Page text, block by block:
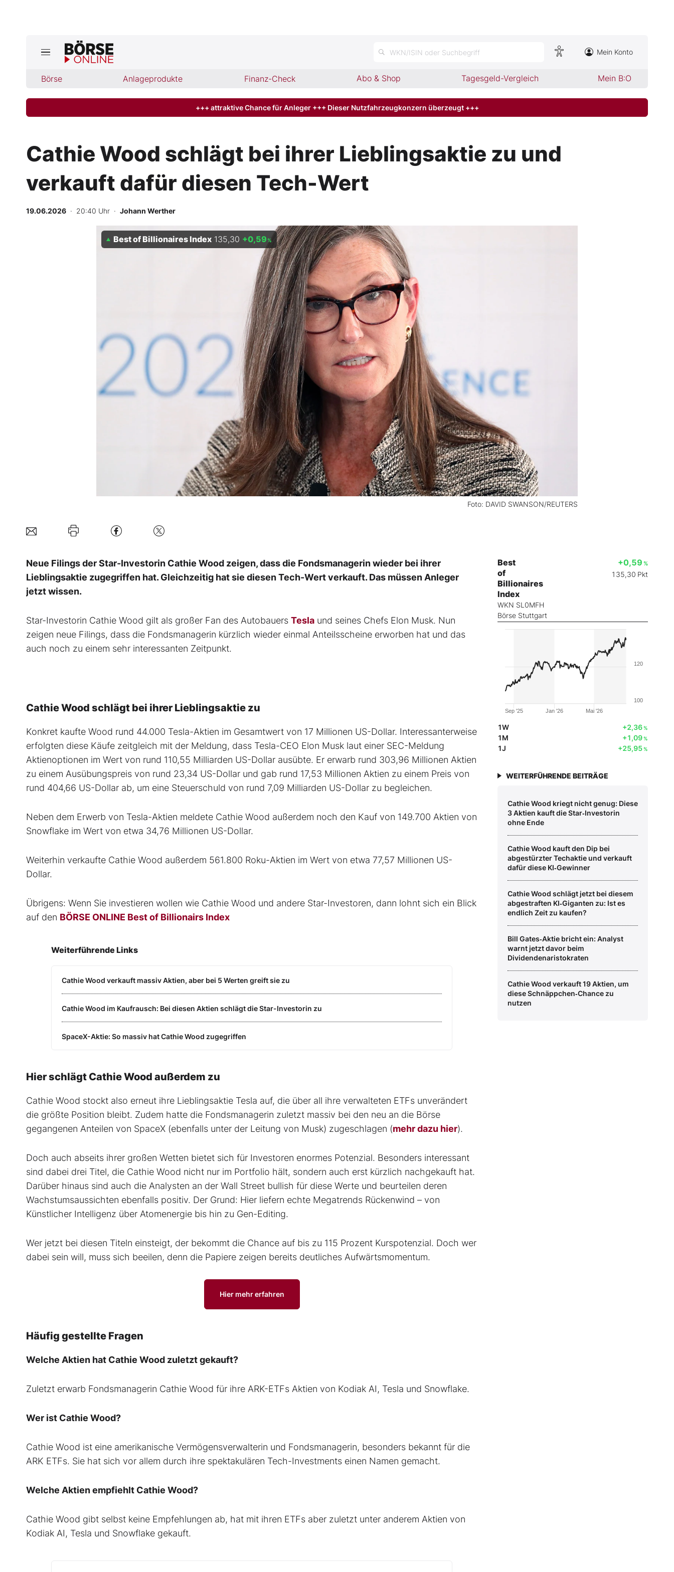
WKN/ISIN oder Suchbegriff Mein Konto
Börse Anlageprodukte Finanz-Check Abo & Shop Tagesgeld-Vergleich Mein B:O
Jetzt aktuelle Ausgabe BÖRSE ONLINE lesen
Finanz-Check
Abo & Shop
BO-Musterdepots
Experten
Folgen Sie uns
+++ attraktive Chance für Anleger +++ Dieser Nutzfahrzeugkonzern überzeugt +++
Cathie Wood schlägt bei ihrer Lieblingsaktie zu und
verkauft dafür diesen Tech-Wert
19.06.2026 · 20:40 Uhr · Johann Werther
Foto: DAVID SWANSON/REUTERS
Best of Billionaires Index 135,30 +0,59 %
Neue Filings der Star-Investorin Cathie Wood zeigen, dass die Fondsmanagerin wieder bei ihrer
Lieblingsaktie zugegriffen hat. Gleichzeitig hat sie diesen Tech-Wert verkauft. Das müssen Anleger
jetzt wissen.
Star-Investorin Cathie Wood gilt als großer Fan des Autobauers Tesla und seines Chefs Elon Musk. Nun
zeigen neue Filings, dass die Fondsmanagerin kürzlich wieder einmal Anteilsscheine erworben hat und das
auch noch zu einem sehr interessanten Zeitpunkt.
Cathie Wood schlägt bei ihrer Lieblingsaktie zu
Konkret kaufte Wood rund 44.000 Tesla-Aktien im Gesamtwert von 17 Millionen US-Dollar. Interessanterweise
erfolgten diese Käufe zeitgleich mit der Meldung, dass Tesla-CEO Elon Musk laut einer SEC-Meldung
Aktienoptionen im Wert von rund 110,55 Milliarden US-Dollar ausübte. Er erwarb rund 303,96 Millionen Aktien
zu einem Ausübungspreis von rund 23,34 US-Dollar und gab rund 17,53 Millionen Aktien zu einem Preis von
rund 404,66 US-Dollar ab, um eine Steuerschuld von rund 7,09 Milliarden US-Dollar zu begleichen.
Neben dem Erwerb von Tesla-Aktien meldete Cathie Wood außerdem noch den Kauf von 149.700 Aktien von
Snowflake im Wert von etwa 34,76 Millionen US-Dollar.
Weiterhin verkaufte Cathie Wood außerdem 561.800 Roku-Aktien im Wert von etwa 77,57 Millionen US-
Dollar.
Übrigens: Wenn Sie investieren wollen wie Cathie Wood und andere Star-Investoren, dann lohnt sich ein Blick
auf den BÖRSE ONLINE Best of Billionairs Index
Weiterführende Links
Cathie Wood verkauft massiv Aktien, aber bei 5 Werten greift sie zu
Cathie Wood im Kaufrausch: Bei diesen Aktien schlägt die Star-Investorin zu
SpaceX-Aktie: So massiv hat Cathie Wood zugegriffen
Hier schlägt Cathie Wood außerdem zu
Cathie Wood stockt also erneut ihre Lieblingsaktie Tesla auf, die über all ihre verwalteten ETFs unverändert
die größte Position bleibt. Zudem hatte die Fondsmanagerin zuletzt massiv bei den neu an die Börse
gegangenen Anteilen von SpaceX (ebenfalls unter der Leitung von Musk) zugeschlagen (mehr dazu hier).
Doch auch abseits ihrer großen Wetten bietet sich für Investoren enormes Potenzial. Besonders interessant
sind dabei drei Titel, die Cathie Wood nicht nur im Portfolio hält, sondern auch erst kürzlich nachgekauft hat.
Darüber hinaus sind auch die Analysten an der Wall Street bullish für diese Werte und beurteilen deren
Wachstumsaussichten ebenfalls positiv. Der Grund: Hier liefern echte Megatrends Rückenwind – von
Künstlicher Intelligenz über Atomenergie bis hin zu Gen-Editing.
Wer jetzt bei diesen Titeln einsteigt, der bekommt die Chance auf bis zu 115 Prozent Kurspotenzial. Doch wer
dabei sein will, muss sich beeilen, denn die Papiere zeigen bereits deutliches Aufwärtsmomentum.
Hier mehr erfahren
Häufig gestellte Fragen
Welche Aktien hat Cathie Wood zuletzt gekauft?
Zuletzt erwarb Fondsmanagerin Cathie Wood für ihre ARK-ETFs Aktien von Kodiak AI, Tesla und Snowflake.
Wer ist Cathie Wood?
Cathie Wood ist eine amerikanische Vermögensverwalterin und Fondsmanagerin, besonders bekannt für die
ARK ETFs. Sie hat sich vor allem durch ihre spektakulären Tech-Investments einen Namen gemacht.
Welche Aktien empfiehlt Cathie Wood?
Cathie Wood gibt selbst keine Empfehlungen ab, hat mit ihren ETFs aber zuletzt unter anderem Aktien von
Kodiak AI, Tesla und Snowflake gekauft.
Best
of
Billionaires
Index
WKN SL0MFH
Börse Stuttgart
+0,59 %
135,30 Pkt
Jan '26
Sep '25 Mai '26
100
120
1W +2,36%
1M +1,09%
1J +25,95%
WEITERFÜHRENDE BEITRÄGE
Cathie Wood kriegt nicht genug: Diese
3 Aktien kauft die Star‑Investorin
ohne Ende
Cathie Wood kauft den Dip bei
abgestürzter Techaktie und verkauft
dafür diese KI‑Gewinner
Cathie Wood schlägt jetzt bei diesem
abgestraften KI‑Giganten zu: Ist es
endlich Zeit zu kaufen?
Bill Gates‑Aktie bricht ein: Analyst
warnt jetzt davor beim
Dividendenaristokraten
Cathie Wood verkauft 19 Aktien, um
diese Schnäppchen‑Chance zu
nutzen